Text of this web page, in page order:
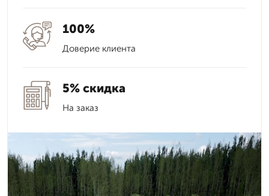
100%
Доверие клиента
5% скидка
На заказ